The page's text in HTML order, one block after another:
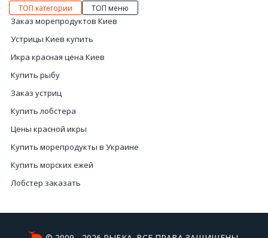
ТОП категории ТОП меню
Заказ морепродуктов Киев
Устрицы Киев купить
Икра красная цена Киев
Купить рыбу
Заказ устриц
Купить лобстера
Цены красной икры
Купить морепродукты в Украине
Купить морских ежей
Лобстер заказать